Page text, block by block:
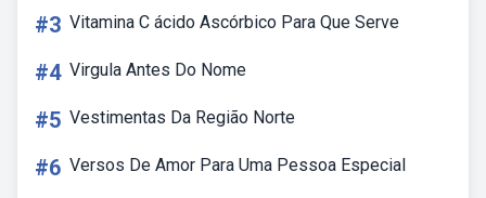
#3 Vitamina C ácido Ascórbico Para Que Serve
#4 Virgula Antes Do Nome
#5 Vestimentas Da Região Norte
#6 Versos De Amor Para Uma Pessoa Especial